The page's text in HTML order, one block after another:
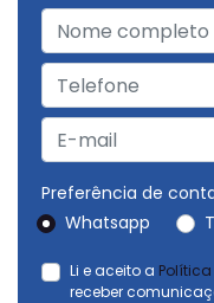
Preferência de
Whatsapp
Li e aceito a
receber